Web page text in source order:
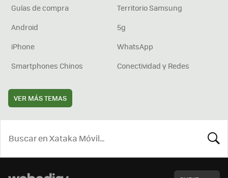
Guías de compra
Territorio Samsung
Android
5g
iPhone
WhatsApp
Smartphones Chinos
Conectividad y Redes
VER MÁS TEMAS